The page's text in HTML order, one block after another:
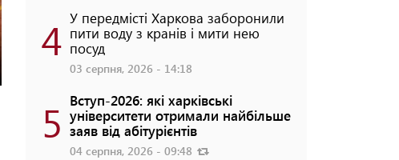
4 У передмісті Харкова заборонили
пити воду з кранів і мити нею
посуд
03 серпня, 2026 - 14:18
5 Вступ-2026: які харківські
університети отримали найбільше
заяв від абітурієнтів
04 серпня, 2026 - 09:48